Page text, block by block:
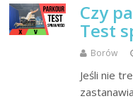
Czy
Test
Borów
Jeśli nie